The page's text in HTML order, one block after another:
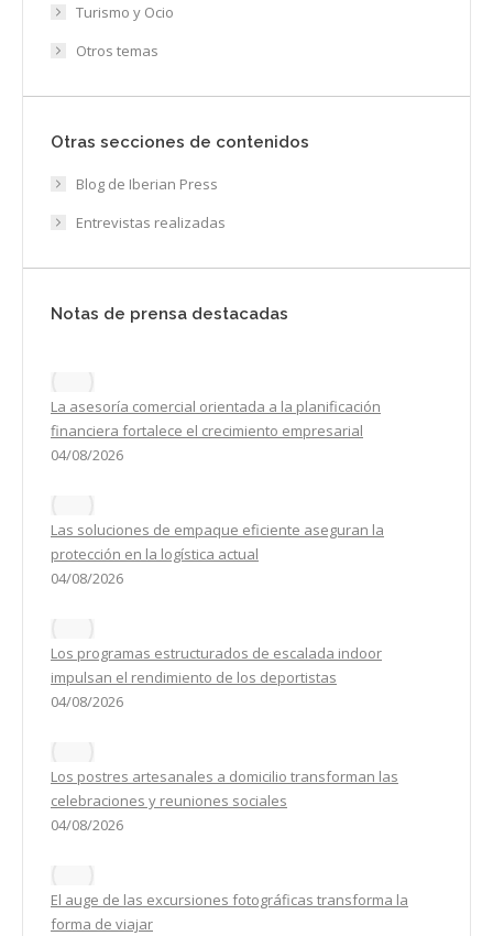
Turismo y Ocio
Otros temas
Otras secciones de contenidos
Blog de Iberian Press
Entrevistas realizadas
Notas de prensa destacadas
La asesoría comercial orientada a la planificación
financiera fortalece el crecimiento empresarial
04/08/2026
Las soluciones de empaque eficiente aseguran la
protección en la logística actual
04/08/2026
Los programas estructurados de escalada indoor
impulsan el rendimiento de los deportistas
04/08/2026
Los postres artesanales a domicilio transforman las
celebraciones y reuniones sociales
04/08/2026
El auge de las excursiones fotográficas transforma la
forma de viajar